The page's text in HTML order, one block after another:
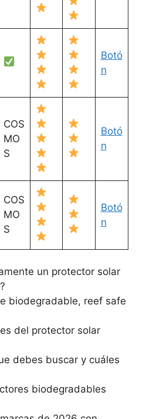
Botó
n
COS
MO
S
Botó
n
COS
MO
S
Botó
n
un protector solar
biodegradable, reef safe
del protector solar
debes buscar y cuáles
biodegradables